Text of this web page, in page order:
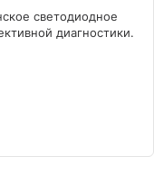
светодиодное
диагностики.